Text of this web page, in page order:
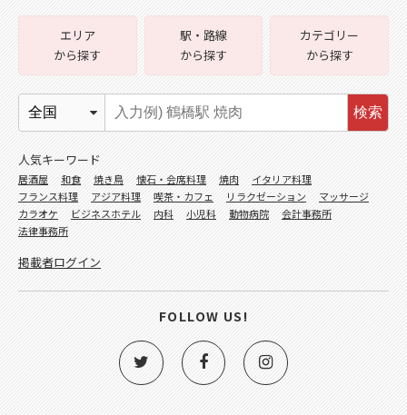
エリア
から探す
駅・路線
から探す
カテゴリー
から探す
検索
人気キーワード
居酒屋 和食 焼き鳥 懐石・会席料理 焼肉
イタリア料理
フランス料理
アジア料理 喫茶・カフェ リラクゼーション
マッサージ
カラオケ
ビジネスホテル 内科 小児科 動物病院
会計事務所
法律事務所
掲載者ログイン
FOLLOW US!